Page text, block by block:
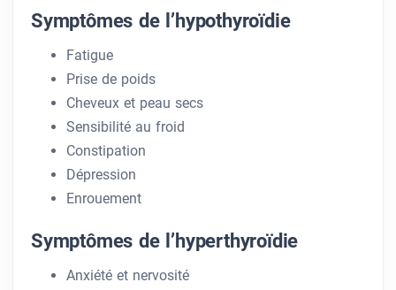
Symptômes de l’hypothyroïdie
Fatigue
Prise de poids
Cheveux et peau secs
Sensibilité au froid
Constipation
Dépression
Enrouement
Symptômes de l’hyperthyroïdie
Anxiété et nervosité